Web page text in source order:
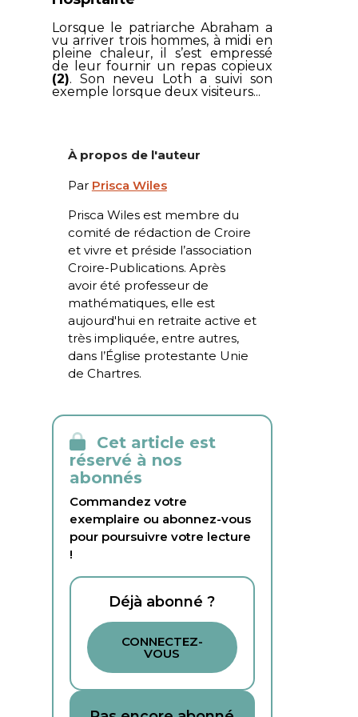
Lorsque le patriarche Abraham a
vu arriver trois hommes, à midi en
pleine chaleur, il s’est empressé
de leur fournir un repas copieux
(2). Son neveu Loth a suivi son
exemple lorsque deux visiteurs...
À propos de l'auteur
Par Prisca Wiles
Prisca Wiles est membre du
comité de rédaction de Croire
et vivre et préside l’association
Croire-Publications. Après
avoir été professeur de
mathématiques, elle est
aujourd'hui en retraite active et
très impliquée, entre autres,
dans l’Église protestante Unie
de Chartres.
Cet article est
réservé à nos
abonnés
Commandez votre
exemplaire ou abonnez-vous
pour poursuivre votre lecture
!
Déjà abonné ?
CONNECTEZ-
VOUS